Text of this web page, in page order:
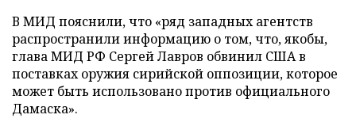
В МИД пояснили, что «ряд западных агентств
распространили информацию о том, что, якобы,
глава МИД РФ Сергей Лавров обвинил США в
поставках оружия сирийской оппозиции, которое
может быть использовано против официального
Дамаска».